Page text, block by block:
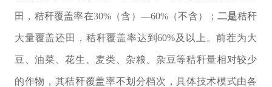
田，秸秆覆盖率在30%（含）—60%（不含）；二是秸秆
大量覆盖还田 ，秸秆覆盖率达到60%及以上。前茬为大
豆、油菜、花生、麦类、杂粮、杂豆等秸秆量相对较少
的作物，其秸秆覆盖率不划分档次，具体技术模式由各